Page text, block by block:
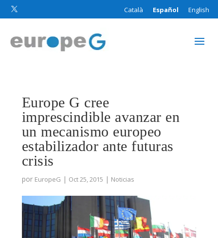
 Català Español English
Europe G cree
imprescindible avanzar en
un mecanismo europeo
estabilizador ante futuras
crisis
por EuropeG | Oct 25, 2015 | Noticias